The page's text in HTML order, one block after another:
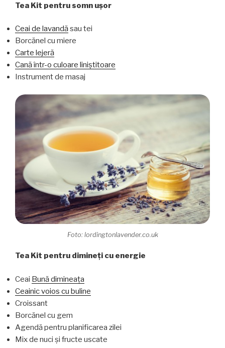
Tea Kit pentru somn ușor
Ceai de lavandăsau tei
Borcănel cu miere
Carte lejeră
Cană într-o culoare liniștitoare
Instrument de masaj
Foto: lordingtonlavender.co.uk
Tea Kit pentru dimineți cu energie
Ceai Bună dimineața
Ceainic voios cu buline
Croissant
Borcănel cu gem
Agendă pentru planificarea zilei
Mix de nuci și fructe uscate